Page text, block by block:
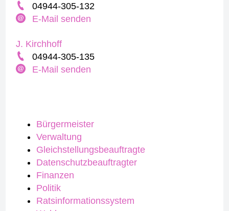
Bürgermeister
Verwaltung
Gleichstellungsbeauftragte
Datenschutzbeauftragter
Finanzen
Politik
Ratsinformationssystem
04944-305-132
E-Mail senden
J. Kirchhoff
04944-305-135
E-Mail senden